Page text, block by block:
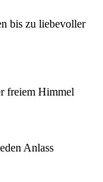
bis zu liebevoller
freiem Himmel
Anlass